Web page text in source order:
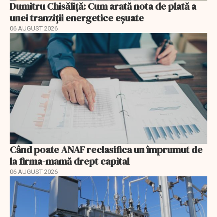
Dumitru Chisăliță: Cum arată nota de plată a
unei tranziții energetice eșuate
06 AUGUST 2026
Când poate ANAF reclasifica un împrumut de
la firma-mamă drept capital
06 AUGUST 2026